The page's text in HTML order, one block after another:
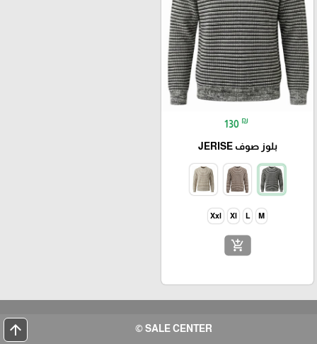
130 ₪
بلوز صوف JERISE
M
L
Xl
Xxl
add_shopping_cart
SALE CENTER ©
arrow_upward